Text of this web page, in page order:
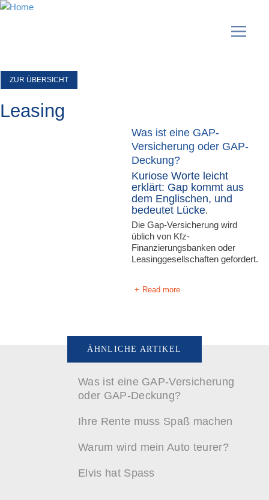
ZUR ÜBERSICHT
Leasing
Was ist eine GAP-
Versicherung oder GAP-
Deckung?
Kuriose Worte leicht
erklärt: Gap kommt aus
dem Englischen, und
bedeutet Lücke.
Die Gap-Versicherung wird
üblich von Kfz-
Finanzierungsbanken oder
Leasinggesellschaften gefordert.
Read more
ÄHNLICHE ARTIKEL
Was ist eine GAP-Versicherung
oder GAP-Deckung?
Ihre Rente muss Spaß machen
Warum wird mein Auto teurer?
Elvis hat Spass